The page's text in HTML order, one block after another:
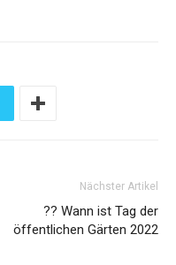
Nächster Artikel
?? Wann ist Tag der
öffentlichen Gärten 2022